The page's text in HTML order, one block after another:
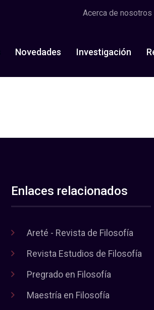
Acerca de nosotros
Novedades Investigación
Enlaces relacionados
Areté - Revista de Filosofía
Revista Estudios de Filosofía
Pregrado en Filosofía
Maestría en Filosofía